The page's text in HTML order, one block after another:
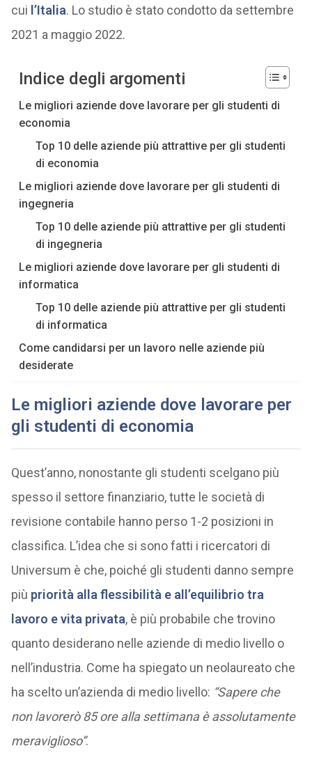
cui l’Italia. Lo studio è stato condotto da settembre
2021 a maggio 2022.
Indice degli argomenti
Le migliori aziende dove lavorare per gli studenti di
economia
Top 10 delle aziende più attrattive per gli studenti
di economia
Le migliori aziende dove lavorare per gli studenti di
ingegneria
Top 10 delle aziende più attrattive per gli studenti
di ingegneria
Le migliori aziende dove lavorare per gli studenti di
informatica
Top 10 delle aziende più attrattive per gli studenti
di informatica
Come candidarsi per un lavoro nelle aziende più
desiderate
Le migliori aziende dove lavorare per
gli studenti di economia
Quest’anno, nonostante gli studenti scelgano più
spesso il settore finanziario, tutte le società di
revisione contabile hanno perso 1-2 posizioni in
classifica. L’idea che si sono fatti i ricercatori di
Universum è che, poiché gli studenti danno sempre
più priorità alla flessibilità e all’equilibrio tra
lavoro e vita privata, è più probabile che trovino
quanto desiderano nelle aziende di medio livello o
nell’industria. Come ha spiegato un neolaureato che
ha scelto un’azienda di medio livello: “Sapere che
non lavorerò 85 ore alla settimana è assolutamente
meraviglioso”.